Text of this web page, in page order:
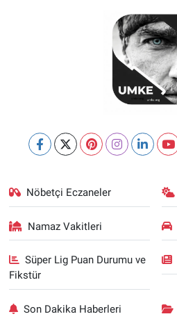
Nöbetçi Eczaneler
Namaz Vakitleri
Süper Lig Puan Durumu ve
Fikstür
Son Dakika Haberleri